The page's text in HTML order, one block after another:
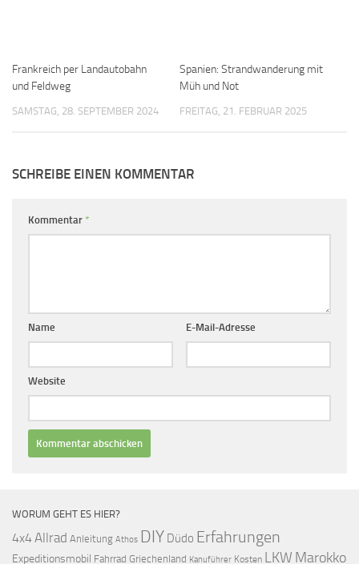
Frankreich per Landautobahn
und Feldweg
SAMSTAG, 28. SEPTEMBER 2024
Spanien: Strandwanderung mit
Müh und Not
FREITAG, 21. FEBRUAR 2025
SCHREIBE EINEN KOMMENTAR
Kommentar *
Name E-Mail-Adresse
Website
WORUM GEHT ES HIER?
4x4 Allrad Anleitung Athos DIY Düdo Erfahrungen
Expeditionsmobil Fahrrad Griechenland Kanuführer Kosten LKW Marokko